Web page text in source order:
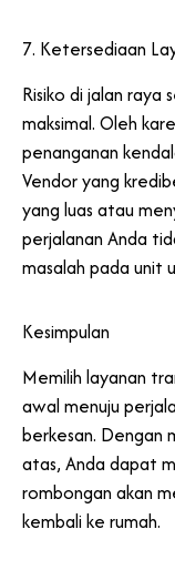
7. Ketersediaan
Risiko di jalan raya
maksimal. Oleh
penanganan
Vendor yang
yang luas atau
perjalanan Anda
masalah pada unit
Kesimpulan
Memilih layanan
awal menuju
berkesan. Dengan
atas, Anda dapat
rombongan akan
kembali ke rumah.